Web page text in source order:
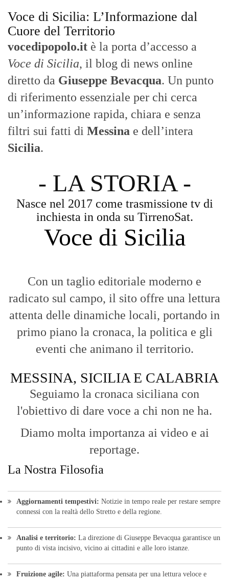
Voce di Sicilia: L’Informazione dal
Cuore del Territorio
vocedipopolo.it è la porta d’accesso a
Voce di Sicilia, il blog di news online
diretto da Giuseppe Bevacqua. Un punto
di riferimento essenziale per chi cerca
un’informazione rapida, chiara e senza
filtri sui fatti di Messina e dell’intera
Sicilia.
- LA STORIA -
Nasce nel 2017 come trasmissione tv di
inchiesta in onda su TirrenoSat.
Voce di Sicilia
Con un taglio editoriale moderno e
radicato sul campo, il sito offre una lettura
attenta delle dinamiche locali, portando in
primo piano la cronaca, la politica e gli
eventi che animano il territorio.
MESSINA, SICILIA E CALABRIA
Seguiamo la cronaca siciliana con
l'obiettivo di dare voce a chi non ne ha.
Diamo molta importanza ai video e ai
reportage.
La Nostra Filosofia
Aggiornamenti tempestivi: Notizie in tempo reale per restare sempre
connessi con la realtà dello Stretto e della regione.
Analisi e territorio: La direzione di Giuseppe Bevacqua garantisce un
punto di vista incisivo, vicino ai cittadini e alle loro istanze.
Fruizione agile: Una piattaforma pensata per una lettura veloce e